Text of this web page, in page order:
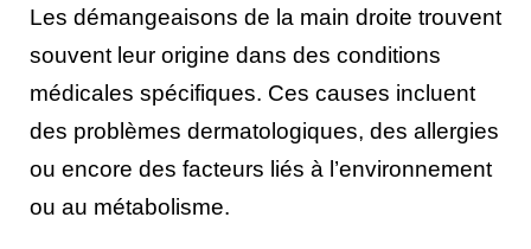
Les démangeaisons de la main droite trouvent
souvent leur origine dans des conditions
médicales spécifiques. Ces causes incluent
des problèmes dermatologiques, des allergies
ou encore des facteurs liés à l’environnement
ou au métabolisme.